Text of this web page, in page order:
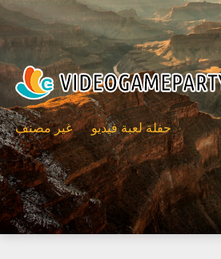
حفلة لعبة فيديو غير مصنف